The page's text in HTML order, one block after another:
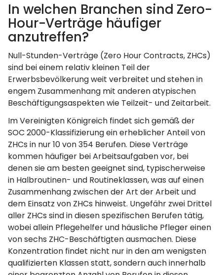
In welchen Branchen sind Zero-
Hour-Verträge häufiger
anzutreffen?
Null-Stunden-Verträge (Zero Hour Contracts, ZHCs)
sind bei einem relativ kleinen Teil der
Erwerbsbevölkerung weit verbreitet und stehen in
engem Zusammenhang mit anderen atypischen
Beschäftigungsaspekten wie Teilzeit- und Zeitarbeit.
Im Vereinigten Königreich findet sich gemäß der
SOC 2000-Klassifizierung ein erheblicher Anteil von
ZHCs in nur 10 von 354 Berufen. Diese Verträge
kommen häufiger bei Arbeitsaufgaben vor, bei
denen sie am besten geeignet sind, typischerweise
in Halbroutinen- und Routineklassen, was auf einen
Zusammenhang zwischen der Art der Arbeit und
dem Einsatz von ZHCs hinweist. Ungefähr zwei Drittel
aller ZHCs sind in diesen spezifischen Berufen tätig,
wobei allein Pflegehelfer und häusliche Pfleger einen
von sechs ZHC-Beschäftigten ausmachen. Diese
Konzentration findet nicht nur in den am wenigsten
qualifizierten Klassen statt, sondern auch innerhalb